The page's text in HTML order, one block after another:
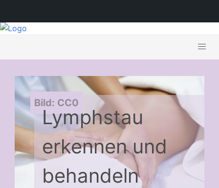
Bild: CC0
Lymphstau
erkennen und
behandeln